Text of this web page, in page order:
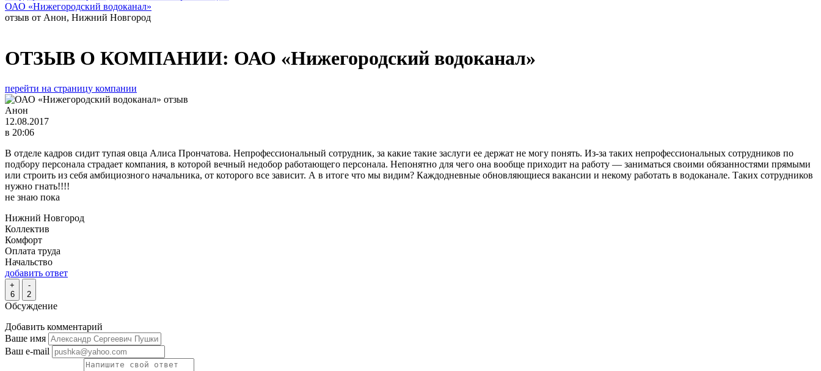
ОАО «Нижегородский водоканал»
отзыв от Анон, Нижний Новгород
ОТЗЫВ О КОМПАНИИ: ОАО «Нижегородский водоканал»
перейти на страницу компании
Анон
12.08.2017
в 20:06
В отделе кадров сидит тупая овца Алиса Прончатова. Непрофессиональный сотрудник, за какие такие заслуги ее держат не могу понять. Из-за таких непрофессиональных сотрудников по
подбору персонала страдает компания, в которой вечный недобор работающего персонала. Непонятно для чего она вообще приходит на работу — заниматься своими обязанностями прямыми
или строить из себя амбициозного начальника, от которого все зависит. А в итоге что мы видим? Каждодневные обновляющиеся вакансии и некому работать в водоканале. Таких сотрудников
нужно гнать!!!!
не знаю пока
Нижний Новгород
Коллектив
Комфорт
Оплата труда
Начальство
добавить ответ
+
6
-
2
Обсуждение
Добавить комментарий
Ваше имя
Ваш e-mail